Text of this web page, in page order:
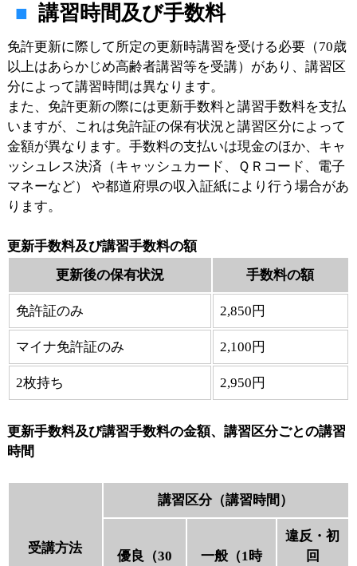
講習時間及び手数料
免許更新に際して所定の更新時講習を受ける必要（70歳
以上はあらかじめ高齢者講習等を受講）があり、講習区
分によって講習時間は異なります。
また、免許更新の際には更新手数料と講習手数料を支払
いますが、これは免許証の保有状況と講習区分によって
金額が異なります。手数料の支払いは現金のほか、キャ
ッシュレス決済（キャッシュカード、ＱＲコード、電子
マネーなど） や都道府県の収入証紙により行う場合があ
ります。
更新手数料及び講習手数料の額
更新後の保有状況
手数料の額
免許証のみ 2,850円
マイナ免許証のみ 2,100円
2枚持ち 2,950円
更新手数料及び講習手数料の金額、講習区分ごとの講習
時間
受講方法
講習区分（講習時間）
優良（30
一般（1時
違反・初
回